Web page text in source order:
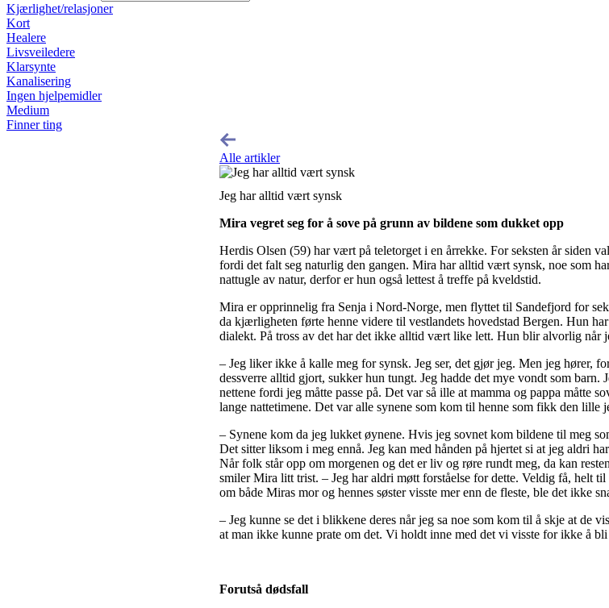
Kjærlighet/relasjoner
Kort
Healere
Livsveiledere
Klarsynte
Kanalisering
Ingen hjelpemidler
Medium
Finner ting
Alle artikler
Jeg har alltid vært synsk
Mira vegret seg for å sove på grunn av bildene som dukket opp
Herdis Olsen (59) har vært på teletorget i en årrekke. For seksten år siden
fordi det falt seg naturlig den gangen. Mira har alltid vært synsk, noe som
nattugle av natur, derfor er hun også lettest å treffe på kveldstid.
Mira er opprinnelig fra Senja i Nord-Norge, men flyttet til Sandefjord for
da kjærligheten førte henne videre til vestlandets hovedstad Bergen. Hun
dialekt. På tross av det har det ikke alltid vært like lett. Hun blir alvorlig når
– Jeg liker ikke å kalle meg for synsk. Jeg ser, det gjør jeg. Men jeg hører,
dessverre alltid gjort, sukker hun tungt. Jeg hadde det mye vondt som
nettene fordi jeg måtte passe på. Det var så ille at mamma og pappa måtte
lange nattetimene. Det var alle synene som kom til henne som fikk den lille
– Synene kom da jeg lukket øynene. Hvis jeg sovnet kom bildene til meg
Det sitter liksom i meg ennå. Jeg kan med hånden på hjertet si at jeg aldri
Når folk står opp om morgenen og det er liv og røre rundt meg, da kan
smiler Mira litt trist. – Jeg har aldri møtt forståelse for dette. Veldig få, helt
om både Miras mor og hennes søster visste mer enn de fleste, ble det ikke
– Jeg kunne se det i blikkene deres når jeg sa noe som kom til å skje at de
at man ikke kunne prate om det. Vi holdt inne med det vi visste for ikke å
Forutså dødsfall